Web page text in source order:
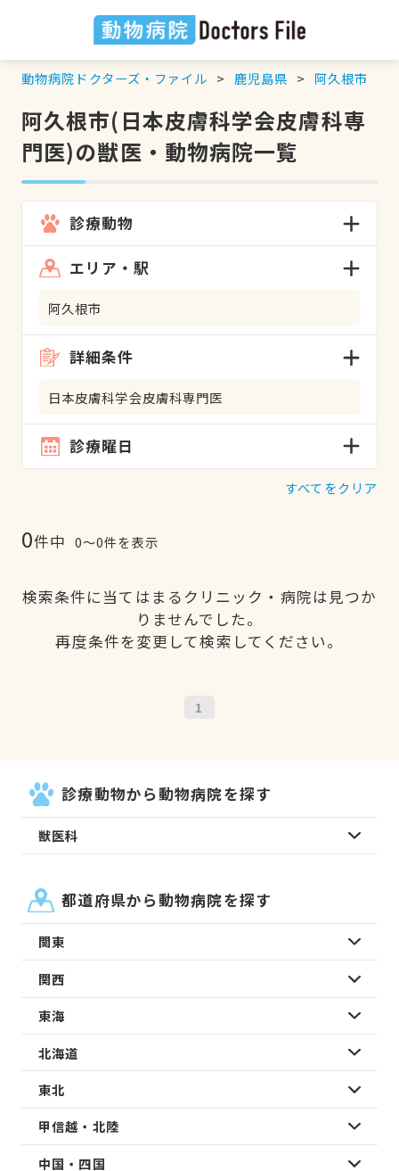
動物病院ドクターズ・ファイル 鹿児島県 阿久根市
阿久根市(日本皮膚科学会皮膚科専
門医)の獣医・動物病院一覧
診療動物
エリア・駅
阿久根市
詳細条件
日本皮膚科学会皮膚科専門医
診療曜日
すべてをクリア
0件中 0〜0件を表示
検索条件に当てはまるクリニック・病院は見つか
りませんでした。
再度条件を変更して検索してください。
1
診療動物から動物病院を探す
獣医科
都道府県から動物病院を探す
関東
関西
東海
北海道
東北
甲信越・北陸
中国・四国